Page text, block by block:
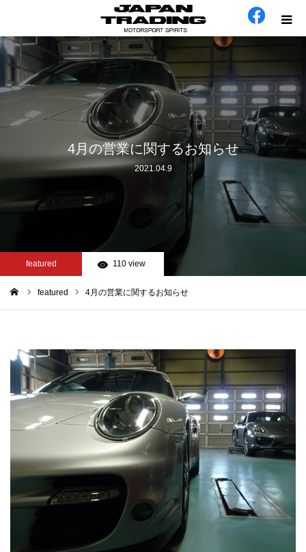
4月の営業に関するお知らせ
2021.04.9
featured 110 view
featured 4月の営業に関するお知らせ
ホーム
カテゴリー
お問い合わせ